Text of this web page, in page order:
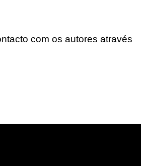
com os autores através